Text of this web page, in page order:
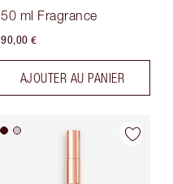
50 ml Fragrance
90,00 €
AJOUTER AU PANIER